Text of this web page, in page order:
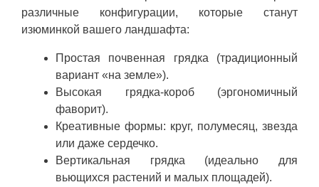
различные конфигурации, которые станут
изюминкой вашего ландшафта:
Простая почвенная грядка (традиционный
вариант «на земле»).
Высокая грядка-короб (эргономичный
фаворит).
Креативные формы: круг, полумесяц, звезда
или даже сердечко.
Вертикальная грядка (идеально для
вьющихся растений и малых площадей).